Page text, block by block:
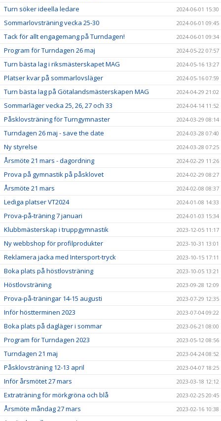
Turn söker ideella ledare 2024-06-01 15:30
Sommarlovsträning vecka 25-30 2024-06-01 09:45
Tack för allt engagemang på Turndagen! 2024-06-01 09:34
Program för Turndagen 26 maj 2024-05-22 07:57
Turn bästa lag i riksmästerskapet MAG 2024-05-16 13:27
Platser kvar på sommarlovsläger 2024-05-16 07:59
Turn bästa lag på Götalandsmästerskapen MAG 2024-04-29 21:02
Sommarläger vecka 25, 26, 27 och 33 2024-04-14 11:52
Påsklovsträning för Turngymnaster 2024-03-29 08:14
Turndagen 26 maj - save the date 2024-03-28 07:40
Ny styrelse 2024-03-28 07:25
Årsmöte 21 mars - dagordning 2024-02-29 11:26
Prova på gymnastik på påsklovet 2024-02-29 08:27
Årsmöte 21 mars 2024-02-08 08:37
Lediga platser VT2024 2024-01-08 14:33
Prova-på-träning 7 januari 2024-01-03 15:34
Klubbmästerskap i truppgymnastik 2023-12-05 11:17
Ny webbshop för profilprodukter 2023-10-31 13:01
Reklamera jacka med Intersport-tryck 2023-10-15 17:11
Boka plats på höstlovsträning 2023-10-05 13:21
Höstlovsträning 2023-09-28 12:09
Prova-på-träningar 14-15 augusti 2023-07-29 12:35
Inför höstterminen 2023 2023-07-04 09:22
Boka plats på dagläger i sommar 2023-06-21 08:00
Program för Turndagen 2023 2023-05-12 08:56
Turndagen 21 maj 2023-04-24 08:52
Påsklovsträning 12-13 april 2023-04-07 18:25
Inför årsmötet 27 mars 2023-03-18 12:12
Extraträning för mörkgröna och blå 2023-02-25 20:45
Årsmöte måndag 27 mars 2023-02-16 10:38